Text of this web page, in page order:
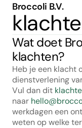
Broccoli B.V.
Wat doet
klachten?
Heb je een klacht
dienstverlening
Vul dan dit
naar
werkdagen een
weten op welke